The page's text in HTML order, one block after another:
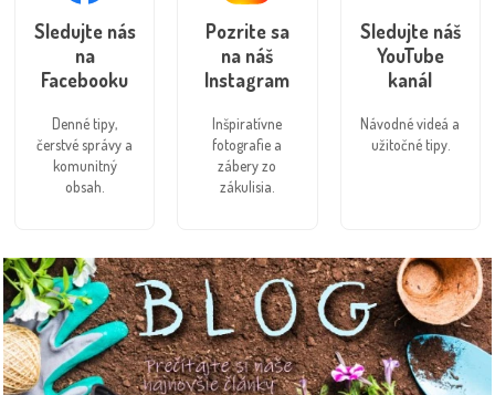
Sledujte nás
na
Facebooku
Denné tipy,
čerstvé správy a
komunitný
obsah.
Pozrite sa
na náš
Instagram
Inšpiratívne
fotografie a
zábery zo
zákulisia.
Sledujte náš
YouTube
kanál
Návodné videá a
užitočné tipy.